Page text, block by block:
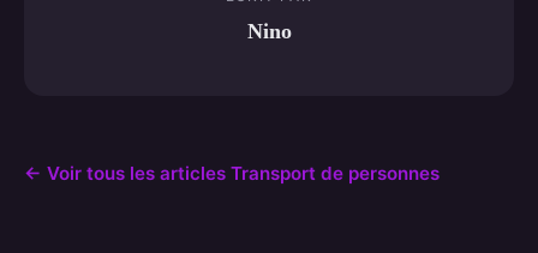
Nino
← Voir tous les articles Transport de personnes